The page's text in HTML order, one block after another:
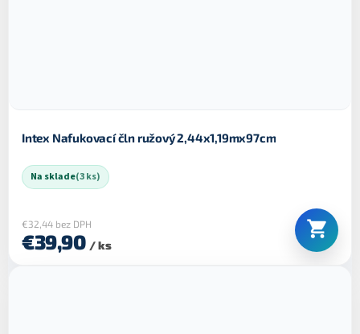
Intex Nafukovací čln ružový 2,44x1,19mx97cm
Na sklade(3 ks)
€32,44 bez DPH
€39,90 / ks